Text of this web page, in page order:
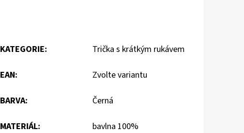
KATEGORIE: Trička s krátkým rukávem
EAN: Zvolte variantu
BARVA: Černá
MATERIÁL: bavlna 100%